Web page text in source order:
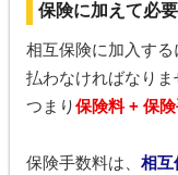
保険に加えて必
相互保険に加入す
払わなければなりま
つまり保険料 + 保
保険手数料は、 相互